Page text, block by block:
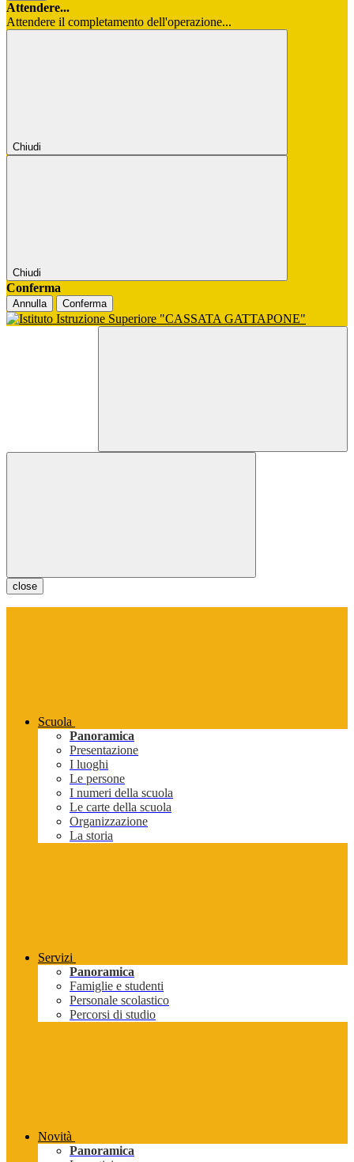
Attendere...
Attendere il completamento dell'operazione...
Chiudi
Chiudi
Conferma
Annulla Conferma
close
Scuola
Panoramica
Presentazione
I luoghi
Le persone
I numeri della scuola
Le carte della scuola
Organizzazione
La storia
Servizi
Panoramica
Famiglie e studenti
Personale scolastico
Percorsi di studio
Novità
Panoramica